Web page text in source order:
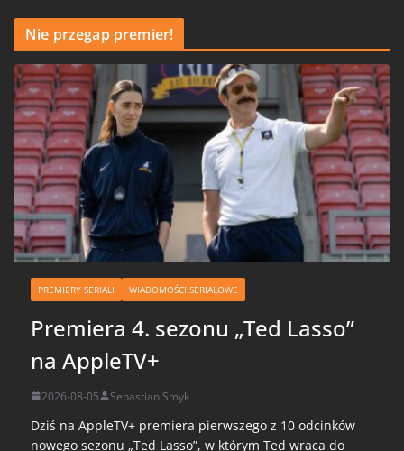
Nie przegap premier!
PREMIERY SERIALI WIADOMOŚCI SERIALOWE
Premiera 4. sezonu „Ted Lasso”
na AppleTV+
2026-08-05 Sebastian Smyk
Dziś na AppleTV+ premiera pierwszego z 10 odcinków
nowego sezonu „Ted Lasso”, w którym Ted wraca do